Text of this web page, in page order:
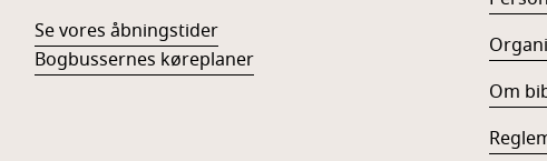
Se vores åbningstider
Bogbussernes køreplaner
Om